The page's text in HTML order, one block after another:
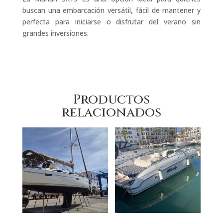
buscan una embarcación versátil, fácil de mantener y
perfecta para iniciarse o disfrutar del verano sin
grandes inversiones.
Productos
relacionados